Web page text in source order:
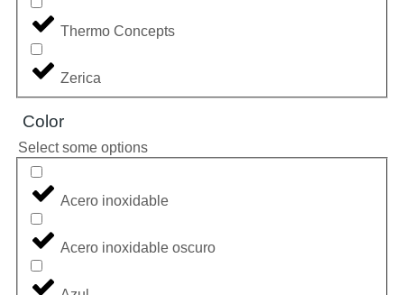
Thermo Concepts
Zerica
Color
Select some options
Acero inoxidable
Acero inoxidable oscuro